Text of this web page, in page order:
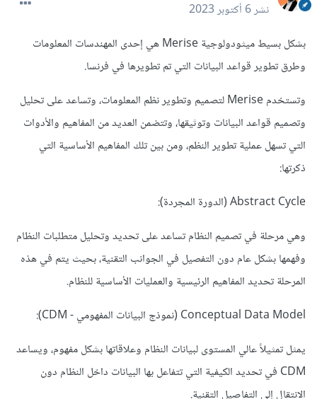
نشر6 أكتوبر 2023
بشكل بسيط ميثودولوجية Merise هي إحدى المهندسات المعلومات
وطرق تطوير قواعد البيانات التي تم تطويرها في فرنسا.
وتستخدم Merise لتصميم وتطوير نظم المعلومات، وتساعد على تحليل
وتصميم قواعد البيانات وتوثيقها، وتتضمن العديد من المفاهيم والأدوات
التي تسهل عملية تطوير النظم، ومن بين تلك المفاهيم الأساسية التي
ذكرتها:
Abstract Cycle (الدورة المجردة):
وهي مرحلة في تصميم النظام تساعد على تحديد وتحليل متطلبات النظام
وفهمها بشكل عام دون التفصيل في الجوانب التقنية، بحيث يتم في هذه
المرحلة تحديد المفاهيم الرئيسية والعمليات الأساسية للنظام.
Conceptual Data Model (نموذج البيانات المفهومي - CDM):
يمثل تمثيلاً عالي المستوى لبيانات النظام وعلاقاتها بشكل مفهوم، ويساعد
CDM في تحديد الكيفية التي تتفاعل بها البيانات داخل النظام دون